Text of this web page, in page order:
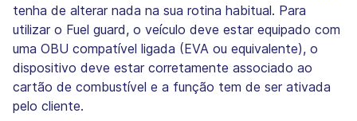
tenha de alterar nada na sua rotina habitual. Para
utilizar o Fuel guard, o veículo deve estar equipado com
uma OBU compatível ligada (EVA ou equivalente), o
dispositivo deve estar corretamente associado ao
cartão de combustível e a função tem de ser ativada
pelo cliente.